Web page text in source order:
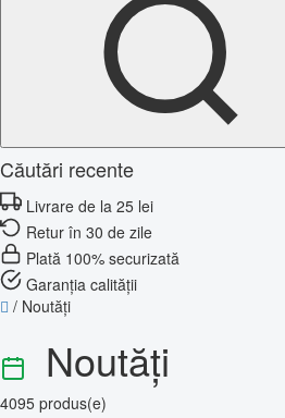
Căutări recente
Livrare de la 25 lei
Retur în 30 de zile
Plată 100% securizată
Garanția calității
/ Noutăți
Noutăți
4095 produs(e)